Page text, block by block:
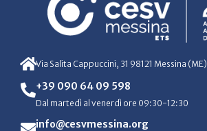
Via Salita Cappuccini, 31 98121 Messina (ME)
+39 090 64 09 598
Dal martedì al venerdì ore 09:30-12:30
info@cesvmessina.org